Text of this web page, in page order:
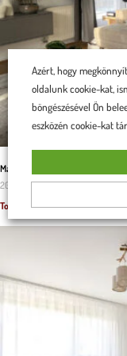
Malaga U alakú kanapé a családi
2025.11.29.
Tovább olvasom »
Azért, hogy
oldalunk cookie-kat,
böngészésével Ön
eszközén cookie-kat